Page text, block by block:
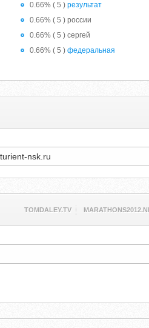
0.66% ( 5 ) результат
0.66% ( 5 ) россии
0.66% ( 5 ) сергей
0.66% ( 5 ) федеральная
TOMDALEY.TV